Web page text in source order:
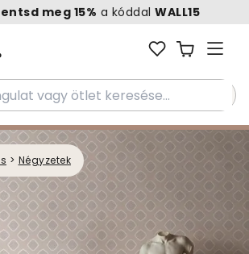
meg 15% a kóddalWALL15
vagy ötlet keresése...
> Négyzetek